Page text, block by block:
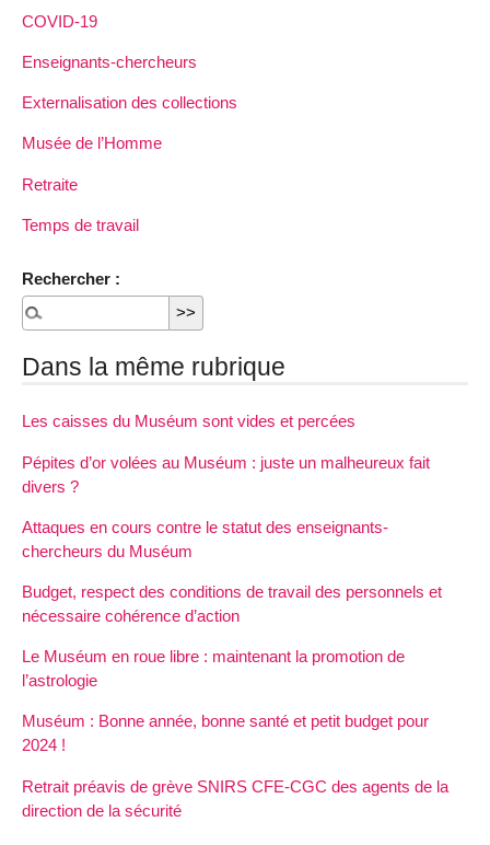
COVID-19
Enseignants-chercheurs
Externalisation des collections
Musée de l’Homme
Retraite
Temps de travail
Rechercher :
Dans la même rubrique
Les caisses du Muséum sont vides et percées
Pépites d’or volées au Muséum : juste un malheureux fait
divers ?
Attaques en cours contre le statut des enseignants-
chercheurs du Muséum
Budget, respect des conditions de travail des personnels et
nécessaire cohérence d’action
Le Muséum en roue libre : maintenant la promotion de
l’astrologie
Muséum : Bonne année, bonne santé et petit budget pour
2024 !
Retrait préavis de grève SNIRS CFE-CGC des agents de la
direction de la sécurité